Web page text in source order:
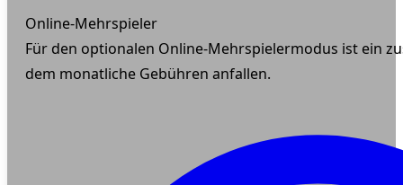
Online-Mehrspieler
Für den optionalen Online-Mehrspielermodus ist ein
dem monatliche Gebühren anfallen.